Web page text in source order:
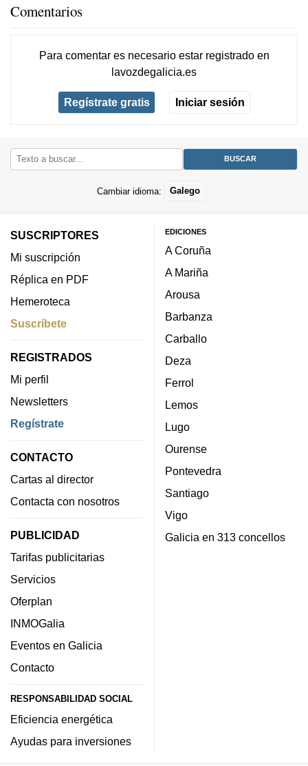
Comentarios
Para comentar es necesario estar registradoen
lavozdegalicia.es
Regístrate gratis Iniciar sesión
Cambiar idioma: Galego
SUSCRIPTORES
Mi suscripción
Réplica en PDF
Hemeroteca
Suscríbete
REGISTRADOS
Mi perfil
Newsletters
Regístrate
CONTACTO
Cartas al director
Contacta con nosotros
PUBLICIDAD
Tarifas publicitarias
Servicios
Oferplan
INMOGalia
Eventos en Galicia
Contacto
RESPONSABILIDAD SOCIAL
Eficiencia energética
Ayudas para inversiones
EDICIONES
A Coruña
A Mariña
Arousa
Barbanza
Carballo
Deza
Ferrol
Lemos
Lugo
Ourense
Pontevedra
Santiago
Vigo
Galicia en 313 concellos